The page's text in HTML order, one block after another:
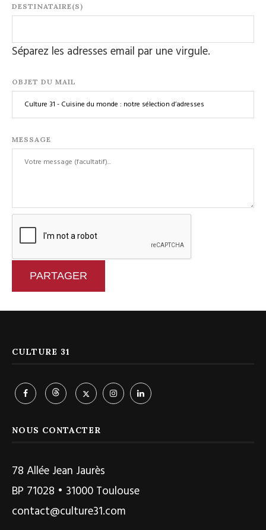
DESTINATAIRE(S)
Séparez les adresses email par une virgule.
OBJET DU MAIL
MESSAGE
PARTAGER
CULTURE 31
NOUS CONTACTER
78 Allée Jean Jaurès
BP 71028 • 31000 Toulouse
contact@culture31.com